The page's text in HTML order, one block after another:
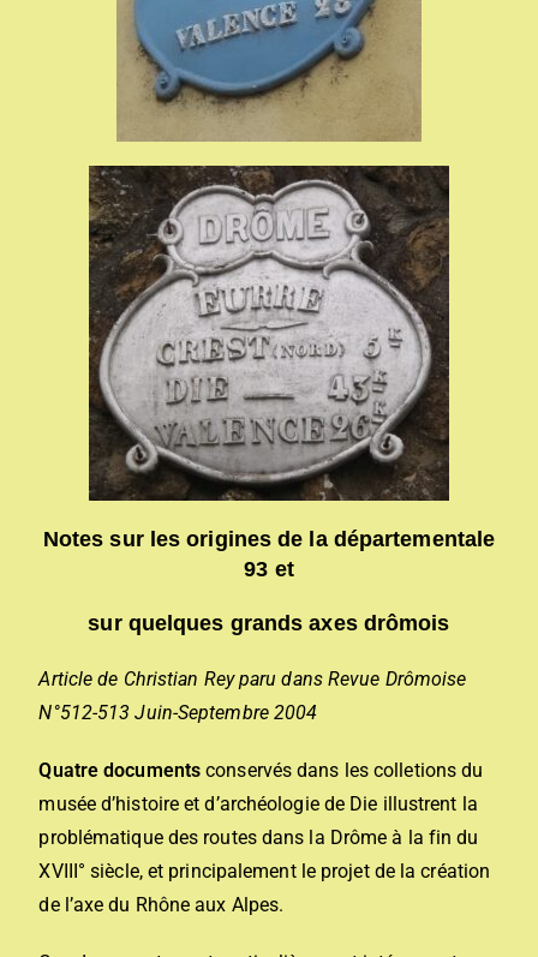
Notes sur les origines de la départementale
93 et
sur quelques grands axes drômois
Article de Christian Rey paru dans Revue Drômoise
N°512-513 Juin-Septembre 2004
Quatre documents conservés dans les colletions du
musée d’histoire et d’archéologie de Die illustrent la
problématique des routes dans la Drôme à la fin du
XVIII° siècle, et principalement le projet de la création
de l’axe du Rhône aux Alpes.